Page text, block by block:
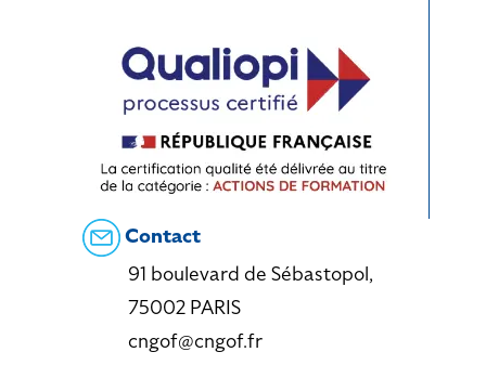
Contact
91 boulevard de Sébastopol,
75002 PARIS
cngof@cngof.fr